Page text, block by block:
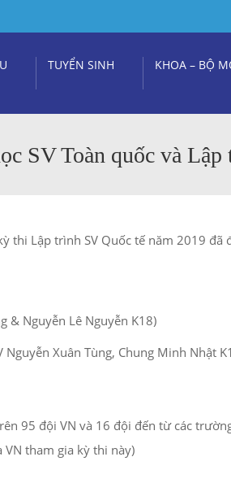
TUYỂN SINH KHOA – BỘ
SV Toàn quốc và Lập
thi Lập trình SV Quốc tế năm 2019 đã
& Nguyễn Lê Nguyễn K18)
Xuân Tùng, Chung Minh Nhật
95 đội VN và 16 đội đến từ các
tham gia kỳ thi này)